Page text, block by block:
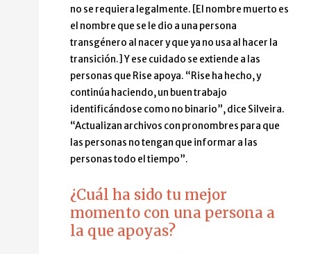
no se requiera legalmente. [El nombre muerto es
el nombre que se le dio a una persona
transgénero al nacer y que ya no usa al hacer la
transición.] Y ese cuidado se extiende a las
personas que Rise apoya. “Rise ha hecho, y
continúa haciendo, un buen trabajo
identificándose como no binario”, dice Silveira.
“Actualizan archivos con pronombres para que
las personas no tengan que informar a las
personas todo el tiempo”.
¿Cuál ha sido tu mejor
momento con una persona a
la que apoyas?